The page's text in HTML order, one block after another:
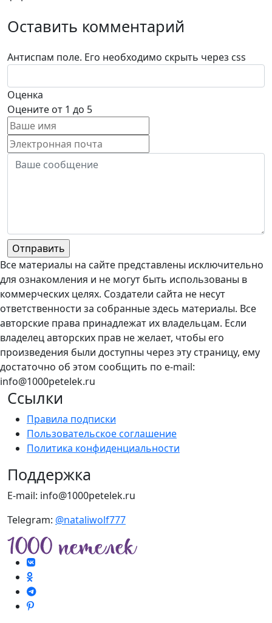
Оставить комментарий
Антиспам поле. Его необходимо скрыть через css
Оценка
Оцените от 1 до 5
Все материалы на сайте представлены исключительно
для ознакомления и не могут быть использованы в
коммерческих целях. Создатели сайта не несут
ответственности за собранные здесь материалы. Все
авторские права принадлежат их владельцам. Если
владелец авторских прав не желает, чтобы его
произведения были доступны через эту страницу, ему
достаточно об этом сообщить по e-mail:
info@1000petelek.ru
Ссылки
Правила подписки
Пользовательское соглашение
Политика конфиденциальности
Поддержка
E-mail: info@1000petelek.ru
Telegram: @nataliwolf777